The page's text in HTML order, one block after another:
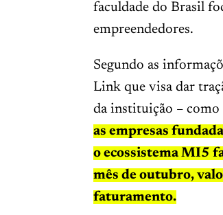
faculdade do Brasil
empreendedores.
Segundo as
Link que visa dar
da instituição – como
as empresas
o ecossistema MI5
mês de outubro,
faturamento.